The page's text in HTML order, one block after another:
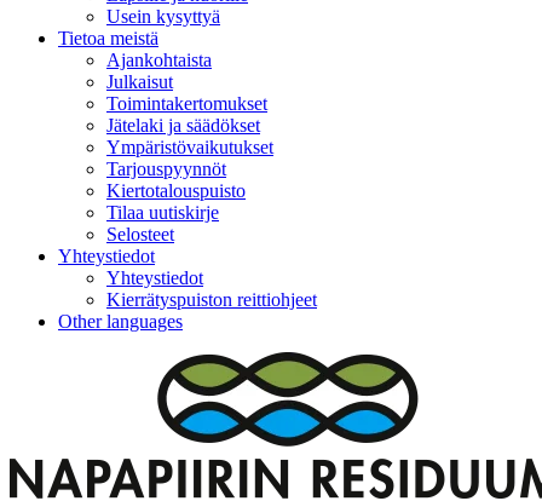
Usein kysyttyä
Tietoa meistä
Ajankohtaista
Julkaisut
Toimintakertomukset
Jätelaki ja säädökset
Ympäristövaikutukset
Tarjouspyynnöt
Kiertotalouspuisto
Tilaa uutiskirje
Selosteet
Yhteystiedot
Yhteystiedot
Kierrätyspuiston reittiohjeet
Other languages